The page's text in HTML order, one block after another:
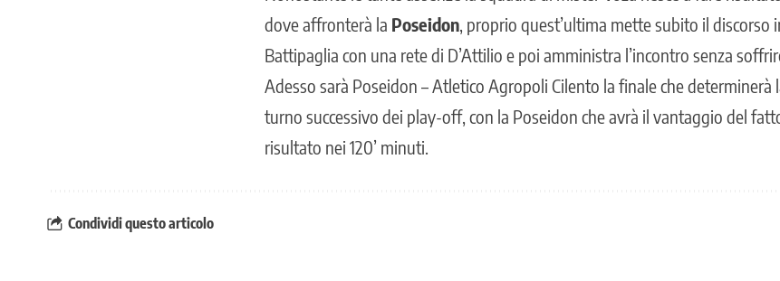
dove affronterà la Poseidon , proprio quest’ultima mette subito il discorso
Battipaglia con una rete di D’Attilio e poi amministra l’incontro senza
Adesso sarà Poseidon – Atletico Agropoli Cilento la finale che determinerà
turno successivo dei play-off, con la Poseidon che avrà il vantaggio del
risultato nei 120’ minuti.
Condividi questo articolo